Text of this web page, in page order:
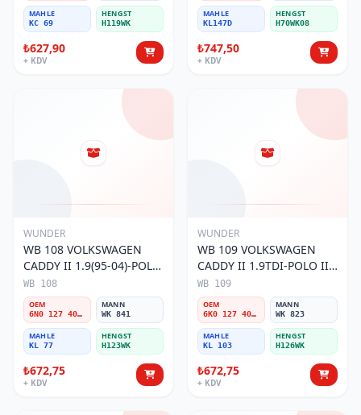
MAHLE
KC 69
HENGST
H119WK
₺627,90
+ KDV
MAHLE
KL147D
HENGST
H70WK08
₺747,50
+ KDV
WUNDER
WB 108 VOLKSWAGEN
CADDY II 1.9(95-04)-POLO
III 1.9TDI 6N0 127 401 C
Yakıt/Mazot Filtresi
WB 108
OEM
6N0 127 401 C
MANN
WK 841
MAHLE
KL 77
HENGST
H123WK
₺672,75
+ KDV
WUNDER
WB 109 VOLKSWAGEN
CADDY II 1.9TDI-POLO III
1.9TDI 6K0 127 401 G
Yakıt/Mazot Filtresi
WB 109
OEM
6K0 127 401 G
MANN
WK 823
MAHLE
KL 103
HENGST
H126WK
₺672,75
+ KDV